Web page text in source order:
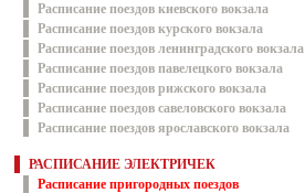
Расписание поездов киевского вокзала
Расписание поездов курского вокзала
Расписание поездов ленинградского вокзала
Расписание поездов павелецкого вокзала
Расписание поездов рижского вокзала
Расписание поездов савеловского вокзала
Расписание поездов ярославского вокзала
РАСПИСАНИЕ ЭЛЕКТРИЧЕК
Расписание пригородных поездов